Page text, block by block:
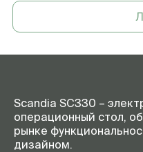
Продольный сдвиг ложа в
сторону головной секции
(опция)
Scandia SC330 –
операционный стол,
рынке
дизайном.